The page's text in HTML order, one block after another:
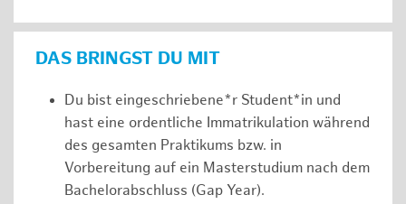
DAS BRINGST DU MIT
Du bist eingeschriebene*r Student*in und
hast eine ordentliche Immatrikulation während
des gesamten Praktikums bzw. in
Vorbereitung auf ein Masterstudium nach dem
Bachelorabschluss (Gap Year).